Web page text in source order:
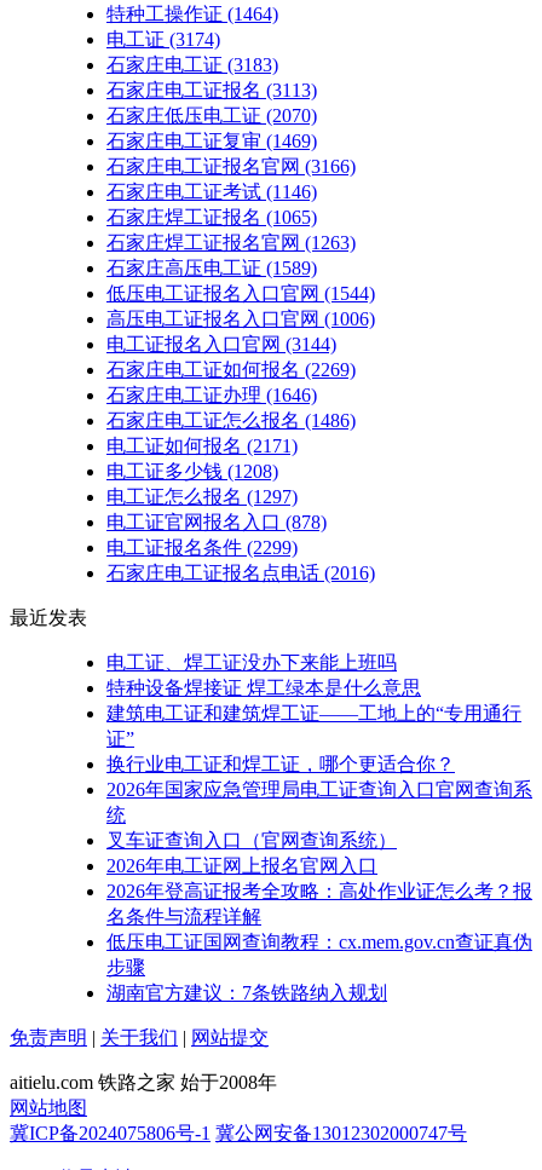
特种工操作证 (1464)
电工证 (3174)
石家庄电工证 (3183)
石家庄电工证报名 (3113)
石家庄低压电工证 (2070)
石家庄电工证复审 (1469)
石家庄电工证报名官网 (3166)
石家庄电工证考试 (1146)
石家庄焊工证报名 (1065)
石家庄焊工证报名官网 (1263)
石家庄高压电工证 (1589)
低压电工证报名入口官网 (1544)
高压电工证报名入口官网 (1006)
电工证报名入口官网 (3144)
石家庄电工证如何报名 (2269)
石家庄电工证办理 (1646)
石家庄电工证怎么报名 (1486)
电工证如何报名 (2171)
电工证多少钱 (1208)
电工证怎么报名 (1297)
电工证官网报名入口 (878)
电工证报名条件 (2299)
石家庄电工证报名点电话 (2016)
最近发表
电工证、焊工证没办下来能上班吗
特种设备焊接证 焊工绿本是什么意思
建筑电工证和建筑焊工证——工地上的“专用通行
证”
换行业电工证和焊工证，哪个更适合你？
2026年国家应急管理局电工证查询入口官网查询系
统
叉车证查询入口（官网查询系统）
2026年电工证网上报名官网入口
2026年登高证报考全攻略：高处作业证怎么考？报
名条件与流程详解
低压电工证国网查询教程：cx.mem.gov.cn查证真伪
步骤
湖南官方建议：7条铁路纳入规划
免责声明 | 关于我们 | 网站提交
aitielu.com 铁路之家 始于2008年
网站地图
冀ICP备2024075806号-1 冀公网安备13012302000747号